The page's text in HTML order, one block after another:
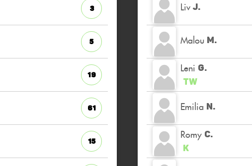
3
5
19
61
15
Liv J.
Malou M.
Leni G.
TW
Emilia N.
Romy C.
K